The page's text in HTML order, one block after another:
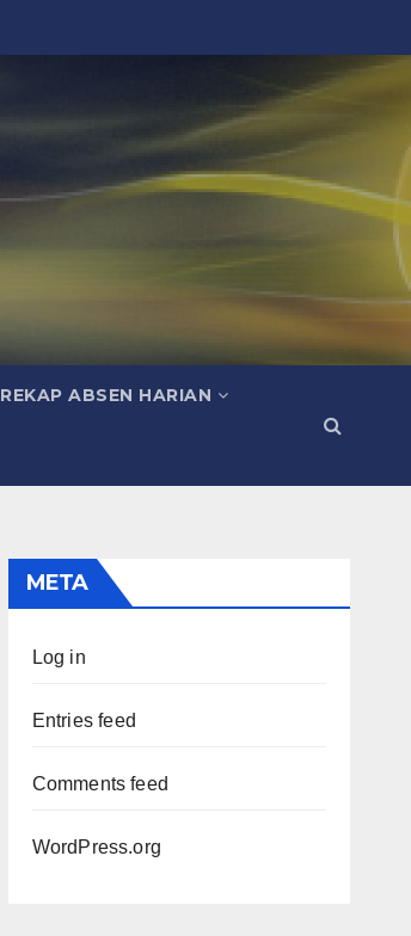
REKAP ABSEN HARIAN
META
Log in
Entries feed
Comments feed
WordPress.org